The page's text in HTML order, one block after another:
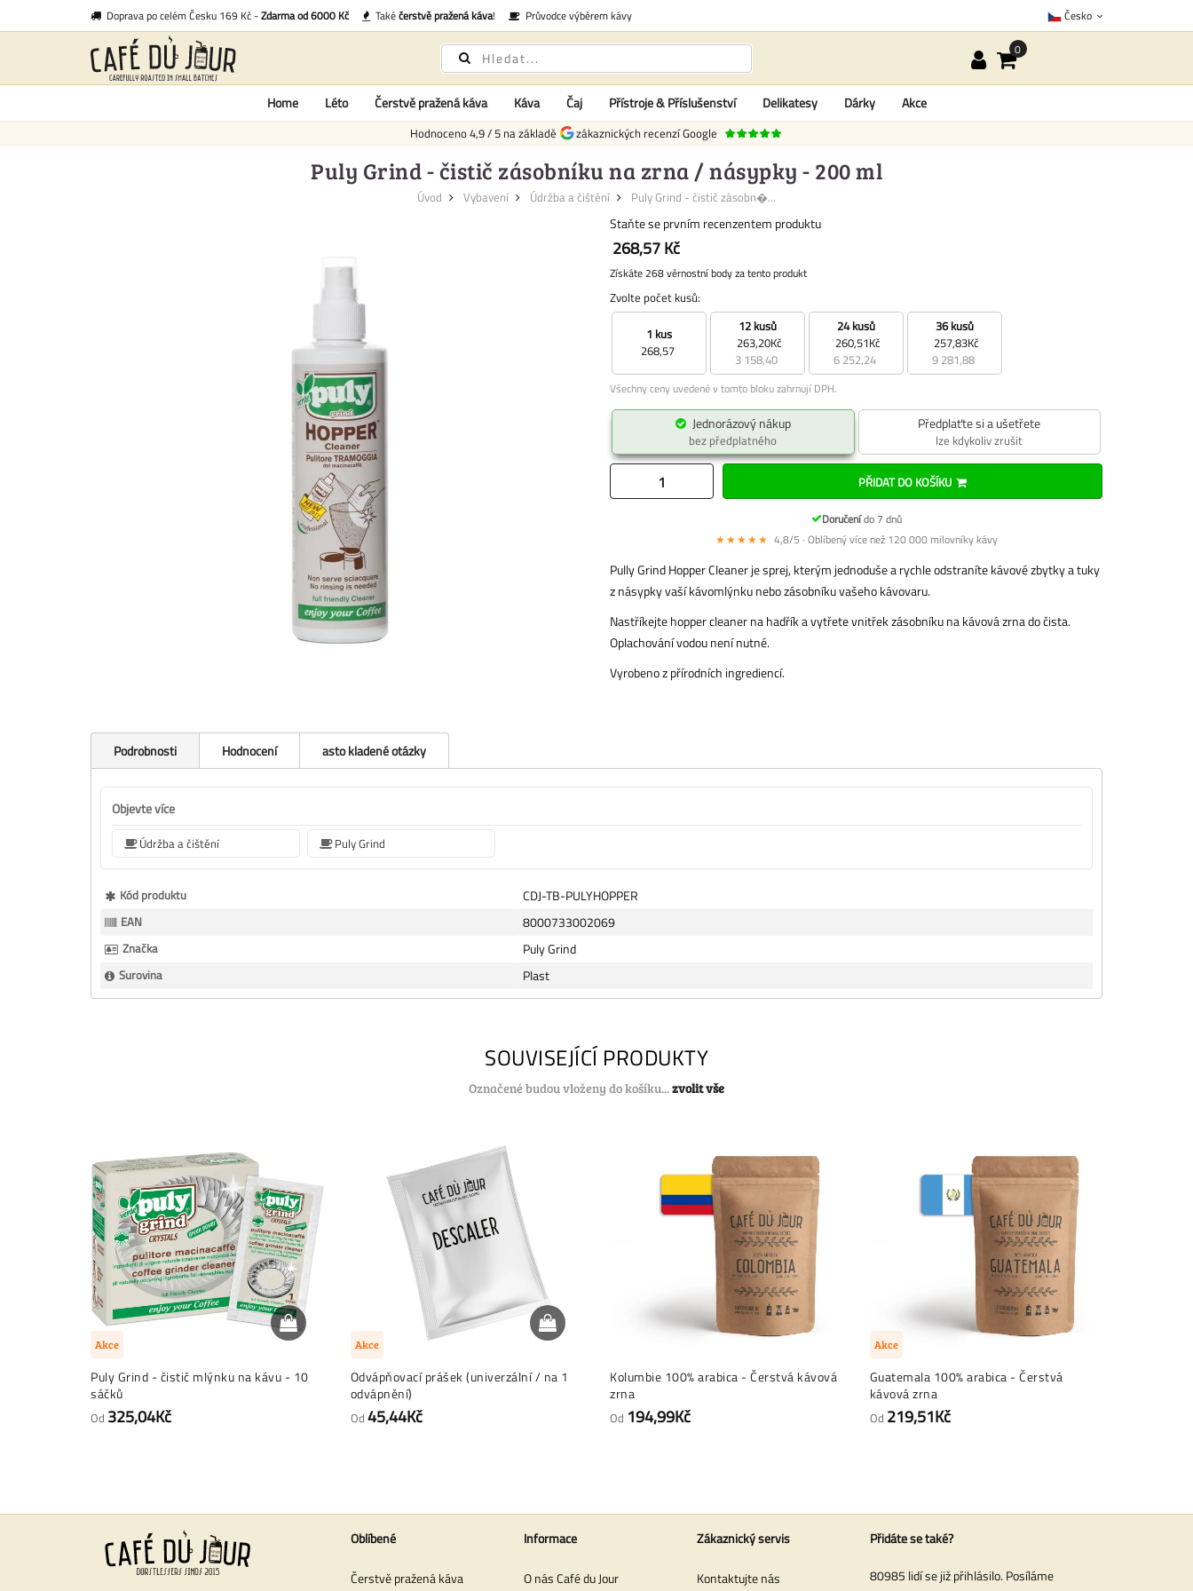
Doprava po celém Česku 169 Kč -Zdarma od 6000 Kč Takéčerstvě pražená káva! Průvodce výběrem kávy Česko
Home Léto Čerstvě pražená káva Káva Čaj Přístroje & Příslušenství Delikatesy Dárky Akce
Hodnoceno4,9/5 na základě zákaznických recenzí Google
Puly Grind - čistič zásobníku na zrna / násypky - 200 ml
Úvod Vybavení Údržba a čištění Puly Grind - čistič zásobn�...
Staňte se prvním recenzentem produktu
268,57 Kč
Získáte 268 věrnostní body za tento produkt
Zvolte počet kusů:
1 kus
268,57
12 kusů
263,20Kč
3 158,40
24 kusů
260,51Kč
6 252,24
36 kusů
257,83Kč
9 281,88
Všechny ceny uvedené v tomto bloku zahrnují DPH.
Jednorázový nákup
bez předplatného
Předplaťte si a ušetřete
lze kdykoliv zrušit
PŘIDAT DO KOŠÍKU
Doručenído 7 dnů
★★★★★ 4,8/5 · Oblíbený více než 120 000 milovníky kávy
Pully Grind Hopper Cleaner je sprej, kterým jednoduše a rychle odstraníte kávové zbytky a tuky
z násypky vaší kávomlýnku nebo zásobníku vašeho kávovaru.
Nastříkejte hopper cleaner na hadřík a vytřete vnitřek zásobníku na kávová zrna do čista.
Oplachování vodou není nutné.
Vyrobeno z přírodních ingrediencí.
Podrobnosti Hodnocení asto kladené otázky
Objevte více
Údržba a čištění Puly Grind
Více
informací
Kód produktu CDJ-TB-PULYHOPPER
EAN 8000733002069
Značka Puly Grind
Surovina Plast
SOUVISEJÍCÍ PRODUKTY
Označené budou vloženy do košíku...zvolit vše
Akce
Puly Grind - čistič mlýnku na kávu - 10
sáčků
Od 325,04Kč
Akce
Odvápňovací prášek (univerzální / na 1
odvápnění)
Od 45,44Kč
Kolumbie 100% arabica - Čerstvá kávová
zrna
Od 194,99Kč
Akce
Guatemala 100% arabica - Čerstvá
kávová zrna
Od 219,51Kč
Oblíbené
Čerstvě pražená káva
Informace
O nás Café du Jour
Zákaznický servis
Kontaktujte nás
Přidáte se také?
80985 lidí se již přihlásilo. Posíláme